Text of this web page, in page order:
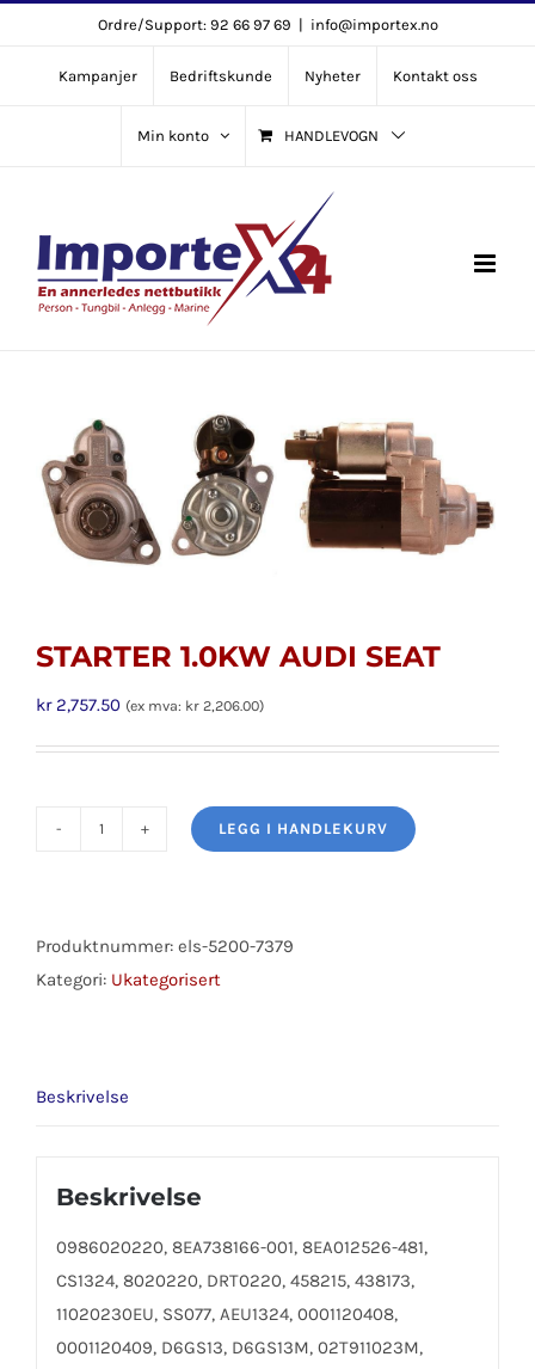
content
Ordre/Support: 92 66 97 69 | info@importex.no
Kampanjer Bedriftskunde Nyheter Kontakt oss
Min konto HANDLEVOGN
STARTER 1.0KW AUDI SEAT
kr2,757.50 (ex mva: kr 2,206.00)
SEAT
antall
LEGG I HANDLEKURV
Produktnummer: els-5200-7379
Kategori: Ukategorisert
Beskrivelse
Beskrivelse
0986020220, 8EA738166-001, 8EA012526-481,
CS1324, 8020220, DRT0220, 458215, 438173,
11020230EU, SS077, AEU1324, 0001120408,
0001120409, D6GS13, D6GS13M, 02T911023M,